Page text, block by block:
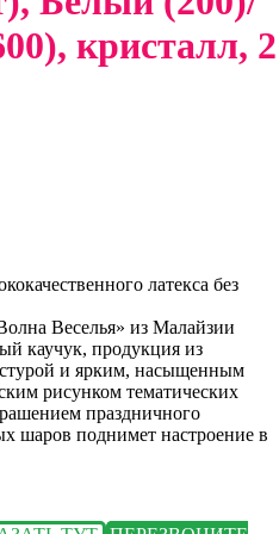
кристалл, 2
латекса без
Веселья» из Малайзии
каучук, продукция из
и ярким, насыщенным
рисунком тематических
праздничного
шаров поднимет настроение в